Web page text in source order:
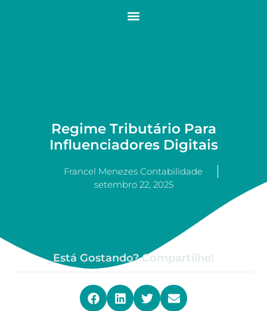
Regime Tributário Para
Influenciadores Digitais
Francel Menezes Contabilidade
setembro 22, 2025
Está Gostando? Compartilhe!